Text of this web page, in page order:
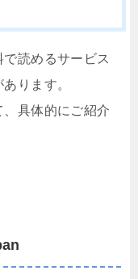
で読めるサービス
ります。
具体的にご紹介